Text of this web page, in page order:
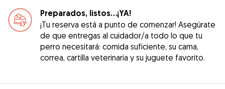
Preparados, listos...¡YA!
¡Tu reserva está a punto de comenzar! Asegúrate
de que entregas al cuidador/a todo lo que tu
perro necesitará: comida suficiente, su cama,
correa, cartilla veterinaria y su juguete favorito.